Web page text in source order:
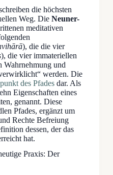
die höchsten
Weg. Die Neuner-
meditativen
), die die vier
), die vier immateriellen
Wahrnehmung und
werden. Die
des Pfades dar. Als
Eigenschaften eines
genannt. Diese
Pfades, ergänzt um
Rechte Befreiung
dessen, der das
hat.
Praxis: Der